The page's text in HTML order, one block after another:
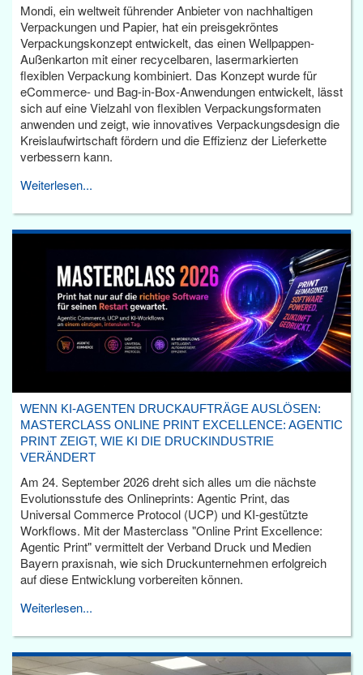
Mondi, ein weltweit führender Anbieter von nachhaltigen
Verpackungen und Papier, hat ein preisgekröntes
Verpackungskonzept entwickelt, das einen Wellpappen-
Außenkarton mit einer recycelbaren, lasermarkierten
flexiblen Verpackung kombiniert. Das Konzept wurde für
eCommerce- und Bag-in-Box-Anwendungen entwickelt, lässt
sich auf eine Vielzahl von flexiblen Verpackungsformaten
anwenden und zeigt, wie innovatives Verpackungsdesign die
Kreislaufwirtschaft fördern und die Effizienz der Lieferkette
verbessern kann.
Weiterlesen...
WENN KI-AGENTEN DRUCKAUFTRÄGE AUSLÖSEN:
MASTERCLASS ONLINE PRINT EXCELLENCE: AGENTIC
PRINT ZEIGT, WIE KI DIE DRUCKINDUSTRIE
VERÄNDERT
Am 24. September 2026 dreht sich alles um die nächste
Evolutionsstufe des Onlineprints: Agentic Print, das
Universal Commerce Protocol (UCP) und KI-gestützte
Workflows. Mit der Masterclass "Online Print Excellence:
Agentic Print" vermittelt der Verband Druck und Medien
Bayern praxisnah, wie sich Druckunternehmen erfolgreich
auf diese Entwicklung vorbereiten können.
Weiterlesen...